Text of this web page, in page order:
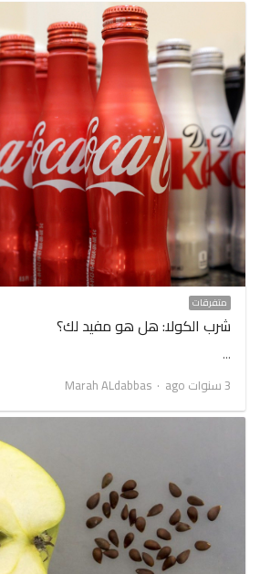
متفرقات
شرب الكولا: هل هو مفيد لك؟
…
3 سنوات ago
Author
Marah ALdabbas